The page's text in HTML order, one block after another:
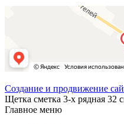
Создание и продвижение
Щетка сметка 3-х рядная 32
Главное меню